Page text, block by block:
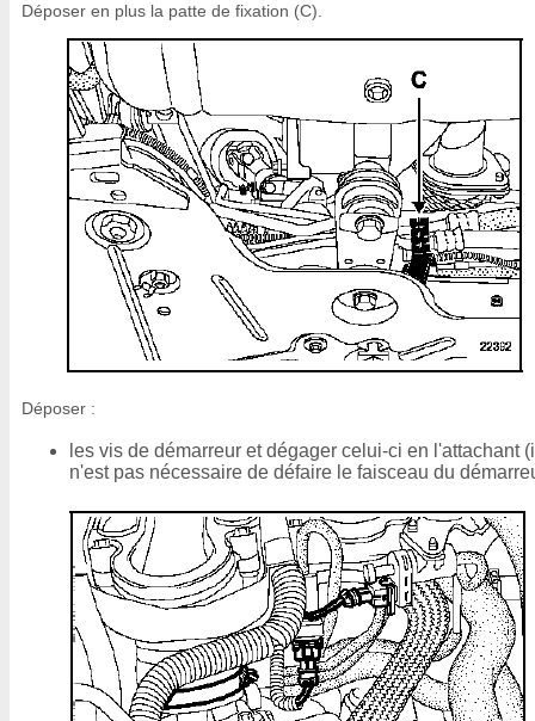
Déposer en plus la patte de fixation (C).
Déposer :
les vis de démarreur et dégager celui-ci en l'attachant
n'est pas nécessaire de défaire le faisceau du